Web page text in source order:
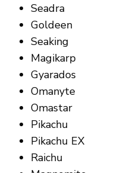
Seadra
Goldeen
Seaking
Magikarp
Gyarados
Omanyte
Omastar
Pikachu
Pikachu EX
Raichu